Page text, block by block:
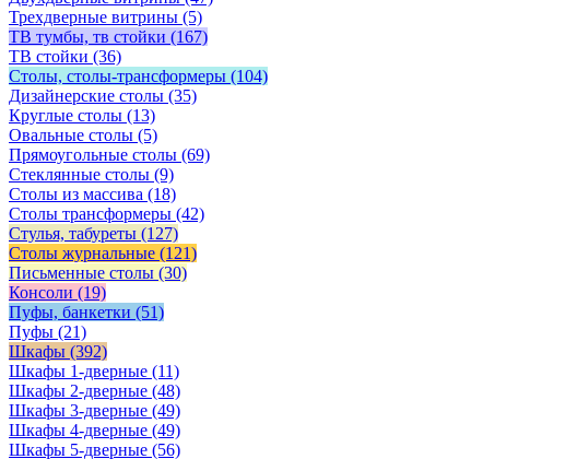
Трехдверные витрины (5)
ТВ тумбы, тв стойки (167)
ТВ стойки (36)
Столы, столы-трансформеры (104)
Дизайнерские столы (35)
Круглые столы (13)
Овальные столы (5)
Прямоугольные столы (69)
Стеклянные столы (9)
Столы из массива (18)
Столы трансформеры (42)
Стулья, табуреты (127)
Столы журнальные (121)
Письменные столы (30)
Консоли (19)
Пуфы, банкетки (51)
Пуфы (21)
Шкафы (392)
Шкафы 1-дверные (11)
Шкафы 2-дверные (48)
Шкафы 3-дверные (49)
Шкафы 4-дверные (49)
Шкафы 5-дверные (56)